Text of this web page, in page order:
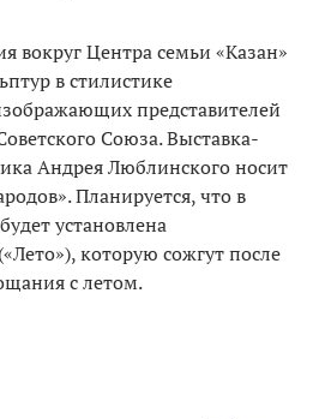
вокруг Центра семьи «Казан»
в стилистике
представителей
Союза. Выставка-
Андрея Люблинского носит
Планируется, что в
установлена
которую сожгут после
с летом.